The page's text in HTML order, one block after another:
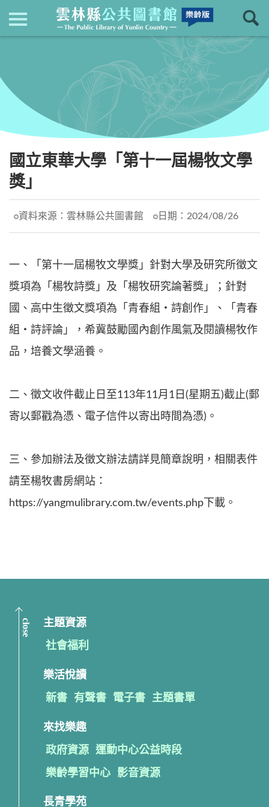
最新消息
國立東華大學「第十一屆楊牧文學
獎」
資料來源： 雲林縣公共圖書館 日期： 2024/08/26
一、「第十一屆楊牧文學獎」針對大學及研究所徵文
獎項為「楊牧詩獎」及「楊牧研究論著獎」；針對
國、高中生徵文獎項為「青春組‧詩創作」、「青春
組‧詩評論」，希冀鼓勵國內創作風氣及閱讀楊牧作
品，培養文學涵養。
二、徵文收件截止日至113年11月1日(星期五)截止(郵
寄以郵戳為憑、電子信件以寄出時間為憑)。
三、參加辦法及徵文辦法請詳見簡章說明，相關表件
請至楊牧書房網站：
https://yangmulibrary.com.tw/events.php下載。
close 主題資源
社會福利
樂活悅讀
新書 有聲書 電子書 主題書單
來找樂趣
政府資源 運動中心公益時段
樂齡學習中心 影音資源
長青學苑